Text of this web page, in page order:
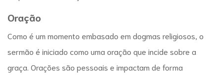
Oração
Como é um momento embasado em dogmas religiosos, o
sermão é iniciado como uma oração que incide sobre a
graça. Orações são pessoais e impactam de forma